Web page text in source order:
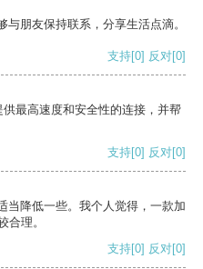
朋友保持联系，分享生活点滴。
支持[0] 反对[0]
最高速度和安全性的连接，并帮
支持[0] 反对[0]
当降低一些。我个人觉得，一款加
合理。
支持[0] 反对[0]